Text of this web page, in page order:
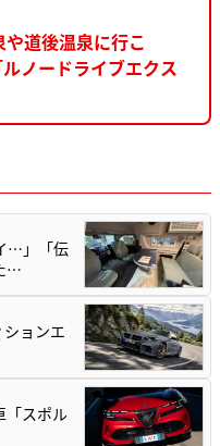
道後温泉に行こ
ノードライブエクス
…」「伝
…
ションエ
「スポル